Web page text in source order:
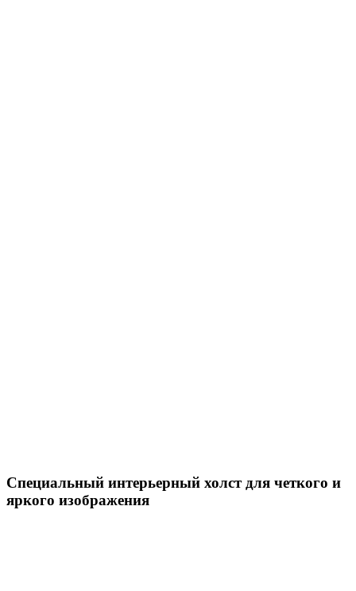
Специальный интерьерный холст для четкого и
яркого изображения